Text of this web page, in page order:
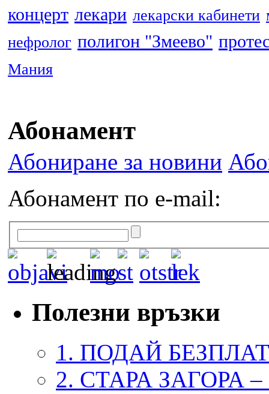
концерт лекари лекарски кабинети
нефролог полигон "Змеево"
Мания
Абонамент
Абониране за новини
Абонамент по e-mail:
Полезни връзки
1. ПОДАЙ
2. СТАРА ЗАГОРА